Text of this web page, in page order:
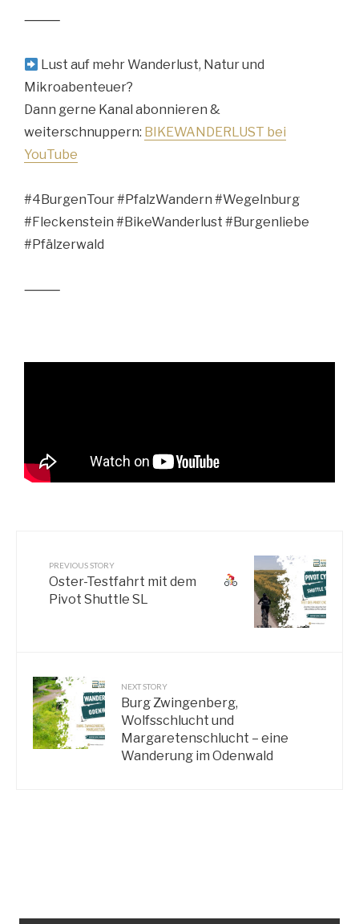
⸻
Lust auf mehr Wanderlust, Natur und
Mikroabenteuer?
Dann gerne Kanal abonnieren &
weiterschnuppern: BIKEWANDERLUST bei
YouTube
#4BurgenTour #PfalzWandern #Wegelnburg
#Fleckenstein #BikeWanderlust #Burgenliebe
#Pfälzerwald
⸻
PREVIOUS STORY
Oster-Testfahrt mit dem
Pivot Shuttle SL
NEXT STORY
Burg Zwingenberg,
Wolfsschlucht und
Margaretenschlucht – eine
Wanderung im Odenwald